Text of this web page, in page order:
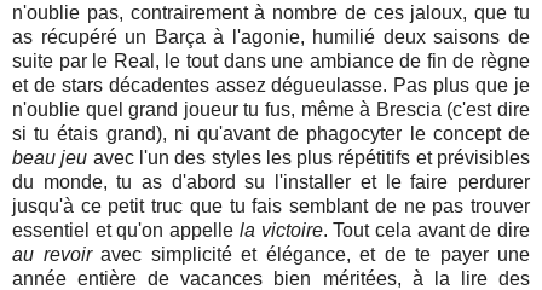
n'oublie pas, contrairement à nombre de ces jaloux, que tu
as récupéré un Barça à l'agonie, humilié deux saisons de
suite par le Real, le tout dans une ambiance de fin de règne
et de stars décadentes assez dégueulasse. Pas plus que je
n'oublie quel grand joueur tu fus, même à Brescia (c'est dire
si tu étais grand), ni qu'avant de phagocyter le concept de
beau jeu avec l'un des styles les plus répétitifs et prévisibles
du monde, tu as d'abord su l'installer et le faire perdurer
jusqu'à ce petit truc que tu fais semblant de ne pas trouver
essentiel et qu'on appelle la victoire. Tout cela avant de dire
au revoiravec simplicité et élégance, et de te payer une
année entière de vacances bien méritées, à la lire des